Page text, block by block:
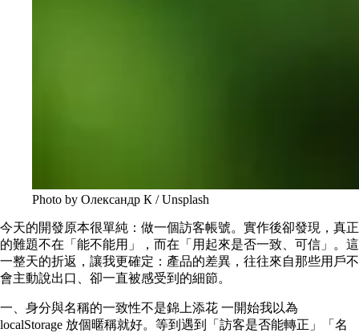
Photo by Олександр К / Unsplash
今天的開發原本很單純：做一個訪客帳號。實作後卻發現，真正
的難題不在「能不能用」，而在「用起來是否一致、可信」。這
一整天的折返，讓我更確定：產品的差異，往往來自那些用戶不
會主動說出口、卻一直被感受到的細節。
一、身分與名稱的一致性不是錦上添花 一開始我以為
localStorage 放個暱稱就好。等到遇到「訪客是否能轉正」「名